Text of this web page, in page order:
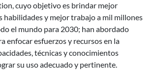
cuyo objetivo es brindar mejor
habilidades y mejor trabajo a mil millones
el mundo para 2030; han abordado
enfocar esfuerzos y recursos en la
técnicas y conocimientos
su uso adecuado y pertinente.